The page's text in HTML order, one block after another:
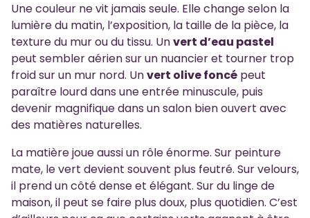
Une couleur ne vit jamais seule. Elle change selon la
lumière du matin, l’exposition, la taille de la pièce, la
texture du mur ou du tissu. Unvert d’eau pastel
peut sembler aérien sur un nuancier et tourner trop
froid sur un mur nord. Unvert olive foncé peut
paraître lourd dans une entrée minuscule, puis
devenir magnifique dans un salon bien ouvert avec
des matières naturelles.
La matière joue aussi un rôle énorme. Sur peinture
mate, le vert devient souvent plus feutré. Sur velours,
il prend un côté dense et élégant. Sur du linge de
maison, il peut se faire plus doux, plus quotidien. C’est